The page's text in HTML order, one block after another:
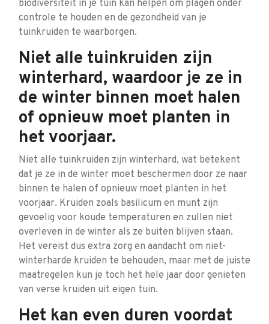
biodiversiteit in je tuin kan helpen om plagen onder
controle te houden en de gezondheid van je
tuinkruiden te waarborgen.
Niet alle tuinkruiden zijn
winterhard, waardoor je ze in
de winter binnen moet halen
of opnieuw moet planten in
het voorjaar.
Niet alle tuinkruiden zijn winterhard, wat betekent
dat je ze in de winter moet beschermen door ze naar
binnen te halen of opnieuw moet planten in het
voorjaar. Kruiden zoals basilicum en munt zijn
gevoelig voor koude temperaturen en zullen niet
overleven in de winter als ze buiten blijven staan.
Het vereist dus extra zorg en aandacht om niet-
winterharde kruiden te behouden, maar met de juiste
maatregelen kun je toch het hele jaar door genieten
van verse kruiden uit eigen tuin.
Het kan even duren voordat